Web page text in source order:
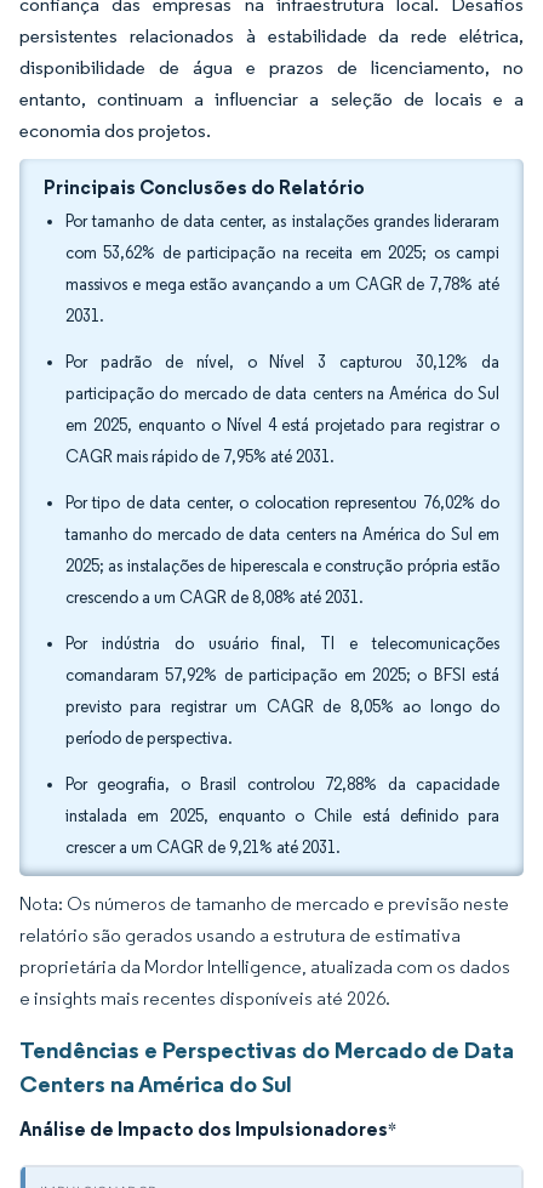
persistentes relacionados à estabilidade da rede elétrica,
disponibilidade de água e prazos de licenciamento, no
entanto, continuam a influenciar a seleção de locais e a
economia dos projetos.
Principais Conclusões do Relatório
Por tamanho de data center, as instalações grandes lideraram
com 53,62% de participação na receita em 2025; os campi
massivos e mega estão avançando a um CAGR de 7,78% até
2031.
Por padrão de nível, o Nível 3 capturou 30,12% da
participação do mercado de data centers na América do Sul
em 2025, enquanto o Nível 4 está projetado para registrar o
CAGR mais rápido de 7,95% até 2031.
Por tipo de data center, o colocation representou 76,02% do
tamanho do mercado de data centers na América do Sul em
2025; as instalações de hiperescala e construção própria estão
crescendo a um CAGR de 8,08% até 2031.
Por indústria do usuário final, TI e telecomunicações
comandaram 57,92% de participação em 2025; o BFSI está
previsto para registrar um CAGR de 8,05% ao longo do
período de perspectiva.
Por geografia, o Brasil controlou 72,88% da capacidade
instalada em 2025, enquanto o Chile está definido para
crescer a um CAGR de 9,21% até 2031.
Nota: Os números de tamanho de mercado e previsão neste
relatório são gerados usando a estrutura de estimativa
proprietária da Mordor Intelligence, atualizada com os dados
e insights mais recentes disponíveis até 2026.
Tendências e Perspectivas do Mercado de Data
Centers na América do Sul
Análise de Impacto dos Impulsionadores*